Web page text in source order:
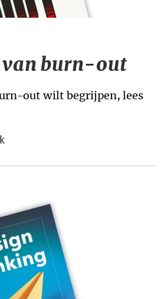
van burn-out
out wilt begrijpen, lees